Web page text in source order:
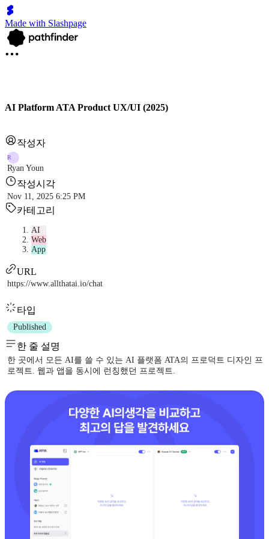
Made with Slashpage
AI Platform ATA Product UX/UI (2025)
작성자
R
Ryan Youn
작성시각
Nov 11, 2025 6:25 PM
카테고리
AI
Web
App
URL
https://www.allthatai.io/chat
타입
Published
한 줄 설명
한 곳에서 모든 AI를 쓸 수 있는 AI 플랫폼 ATA의 프로덕트 디자인 프
로젝트. 웹과 앱을 동시에 런칭했던 프로젝트.